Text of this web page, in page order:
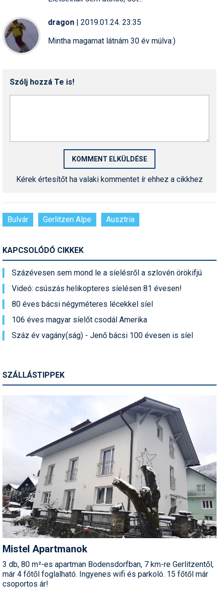
Síruházat
Síszerviz
Telemark
Téli sportok
Történelem
Túrasí
Utasbiztosítás
Wellness
dragon | 2019.01.24. 23:35
Mintha magamat látnám 30 év múlva:)
Szólj hozzá Te is!
Kérek értesítőt ha valaki kommentet ír ehhez a cikkhez
Bulvár Gerlitzen Alpe Ausztria
KAPCSOLÓDÓ CIKKEK
Százévesen sem mond le a síelésről a szlovén örökifjú
Videó: csúszás helikopteres síelésen 81 évesen!
80 éves bácsi négyméteres lécekkel síel
106 éves magyar síelőt csodál Amerika
Száz év vagány(ság) - Jenő bácsi 100 évesen is síel
SZÁLLÁSTIPPEK
Mistel Apartmanok
3 db, 80 m²-es apartman Bodensdorfban, 7 km-re Gerlitzentől,
már 4 főtől foglalható. Ingyenes wifi és parkoló. 15 főtől már
csoportos ár!